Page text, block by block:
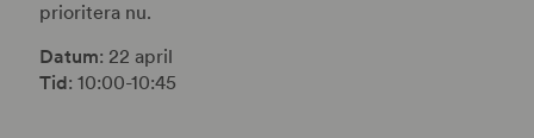
prioritera nu.
Datum: 22 april
Tid: 10:00-10:45